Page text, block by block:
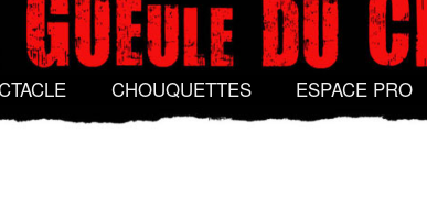
CHOUQUETTES ESPACE PRO